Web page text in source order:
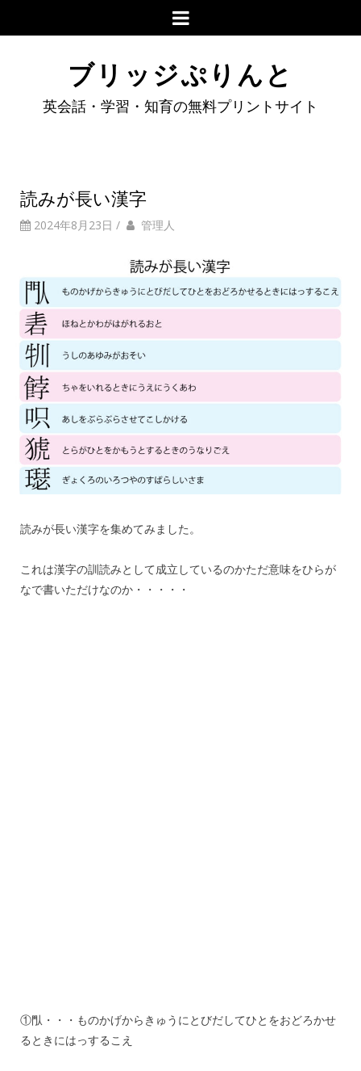
ブリッジぷりんと
英会話・学習・知育の無料プリントサイト
読みが長い漢字
2024年8月23日 / 管理人
読みが長い漢字を集めてみました。
これは漢字の訓読みとして成立しているのかただ意味をひらが
なで書いただけなのか・・・・・
①閄・・・ものかげからきゅうにとびだしてひとをおどろかせ
るときにはっするこえ